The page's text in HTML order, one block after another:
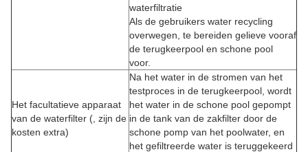
waterfiltratie
Als de gebruikers water recycling
overwegen, te bereiden gelieve vooraf
de terugkeerpool en schone pool
voor.
Het facultatieve apparaat
van de waterfilter (, zijn de
kosten extra)
Na het water in de stromen van het
testproces in de terugkeerpool, wordt
het water in de schone pool gepompt
in de tank van de zakfilter door de
schone pomp van het poolwater, en
het gefiltreerde water is teruggekeerd